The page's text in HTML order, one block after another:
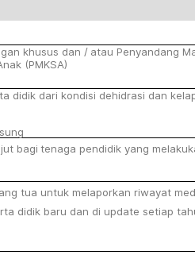
khusus dan / atau Penyandang
(PMKSA)
didik dari kondisi dehidrasi dan
bagi tenaga pendidik yang
tua untuk melaporkan riwayat
didik baru dan di update setiap